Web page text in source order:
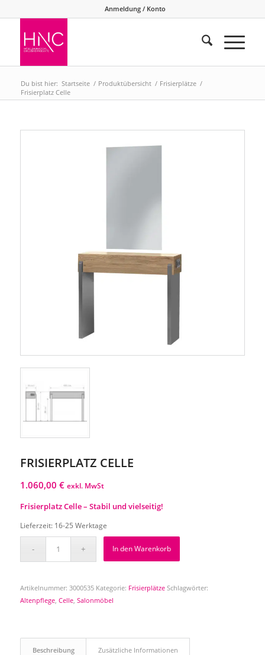
Anmeldung / Konto
Du bist hier: Startseite / Produktübersicht / Frisierplätze /
Frisierplatz Celle
FRISIERPLATZ CELLE
1.060,00 € exkl. MwSt
Frisierplatz Celle – Stabil und vielseitig!
Lieferzeit: 16-25 Werktage
In den Warenkorb
Artikelnummer: 3000535 Kategorie: Frisierplätze Schlagwörter:
Altenpflege, Celle, Salonmöbel
Beschreibung Zusätzliche Informationen